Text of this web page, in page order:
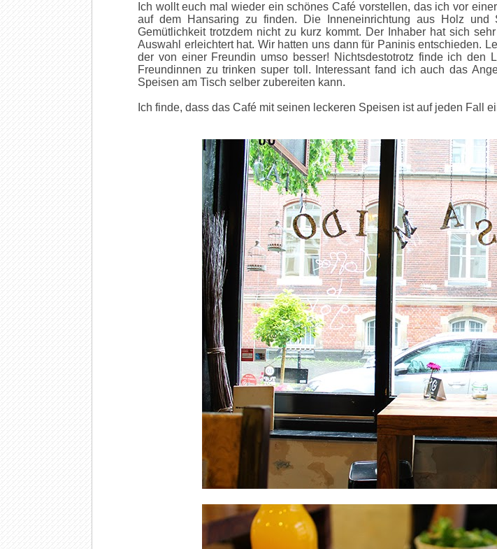
Ich wollt euch mal wieder ein schönes Café vorstellen, das ich vor
auf dem Hansaring zu finden. Die Inneneinrichtung aus Holz
Gemütlichkeit trotzdem nicht zu kurz kommt. Der Inhaber hat sich
Auswahl erleichtert hat. Wir hatten uns dann für Paninis entschieden.
der von einer Freundin umso besser! Nichtsdestotrotz finde ich
Freundinnen zu trinken super toll. Interessant fand ich auch das
Speisen am Tisch selber zubereiten kann.
Ich finde, dass das Café mit seinen leckeren Speisen ist auf jeden Fall